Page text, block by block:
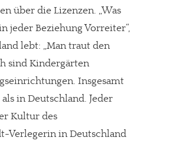
über die Lizenzen. „Was
jeder Beziehung Vorreiter“,
lebt: „Man traut den
sind Kindergärten
Insgesamt
in Deutschland. Jeder
Kultur des
Verlegerin in Deutschland